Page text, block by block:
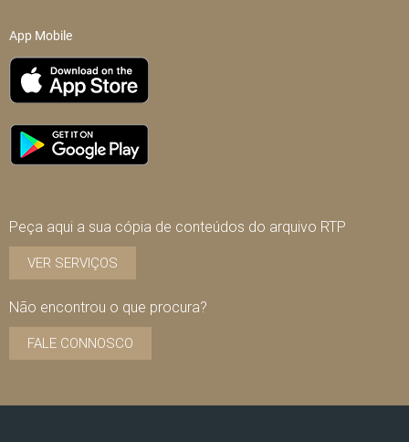
App Mobile
Peça aqui a sua cópia de conteúdos do arquivo RTP
VER SERVIÇOS
Não encontrou o que procura?
FALE CONNOSCO